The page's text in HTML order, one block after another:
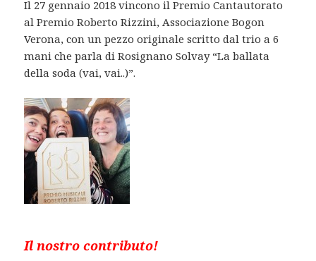
Il 27 gennaio 2018 vincono il Premio Cantautorato
al Premio Roberto Rizzini, Associazione Bogon
Verona, con un pezzo originale scritto dal trio a 6
mani che parla di Rosignano Solvay “La ballata
della soda (vai, vai..)”.
Il nostro contributo!